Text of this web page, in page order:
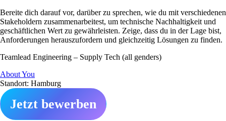
Bereite dich darauf vor, darüber zu sprechen, wie du mit verschiedenen
Stakeholdern zusammenarbeitest, um technische Nachhaltigkeit und
geschäftlichen Wert zu gewährleisten. Zeige, dass du in der Lage bist,
Anforderungen herauszufordern und gleichzeitig Lösungen zu finden.
Teamlead Engineering – Supply Tech (all genders)
About You
Standort: Hamburg
Jetzt bewerben